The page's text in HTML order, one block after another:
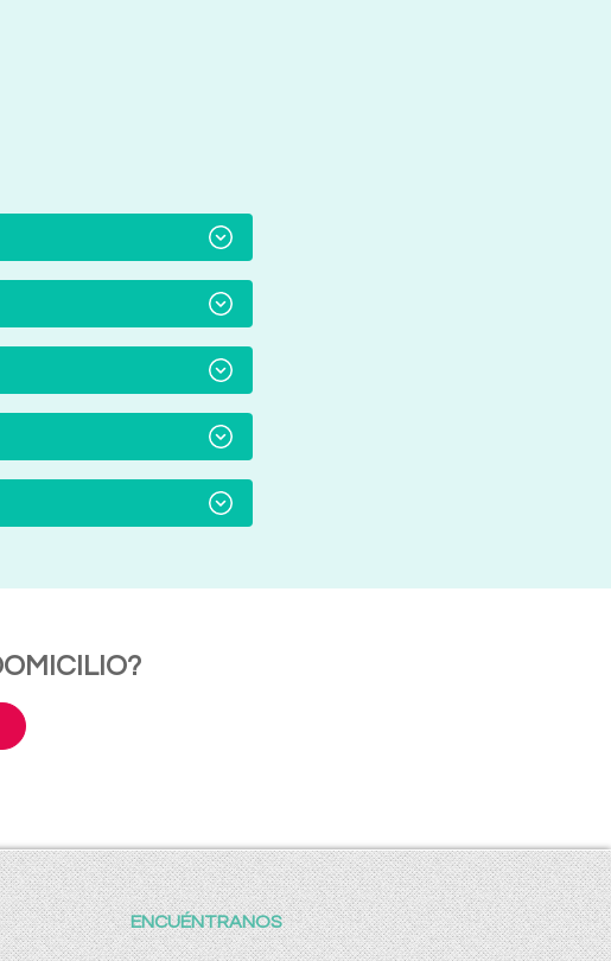
ENCUÉNTRANOS